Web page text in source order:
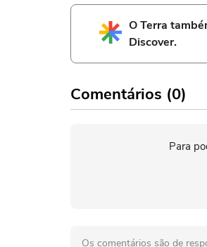
O Terra
Discover.
Comentários (0)
Para
Os comentários são de